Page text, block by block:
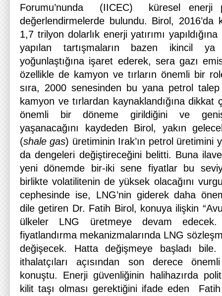
Forumu’nunda (IICEC) küresel enerji
değerlendirmelerde bulundu. Birol, 2016’da
1,7 trilyon dolarlık enerji yatırımı
yapılan tartışmaların bazen ikincil
yoğunlaştığına işaret ederek, sera gazı
özellikle de kamyon ve tırların önemli bir
sıra, 2000 senesinden bu yana petrol talep
kamyon ve tırlardan kaynaklandığına dikkat
önemli bir döneme girildiğini ve
yaşanacağını kaydeden Birol, yakın
(shale gas) üretiminin Irak’ın petrol üretimini
da dengeleri değiştireceğini belitti. Buna
yeni dönemde bir-iki sene fiyatlar bu
birlikte volatilitenin de yüksek olacağını
cephesinde ise, LNG’nin giderek daha
dile getiren Dr. Fatih Birol, konuya ilişkin
ülkeler LNG üretmeye devam
fiyatlandırma mekanizmalarında LNG
değişecek. Hatta değişmeye başladı
ithalatçıları açısından son derece
konuştu. Enerji güvenliğinin halihazırda
kilit taşı olması gerektiğini ifade eden